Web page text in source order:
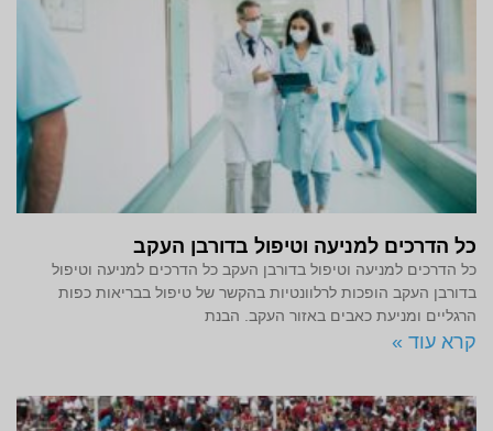
כל הדרכים למניעה וטיפול בדורבן העקב
כל הדרכים למניעה וטיפול בדורבן העקב כל הדרכים למניעה וטיפול
בדורבן העקב הופכות לרלוונטיות בהקשר של טיפול בבריאות כפות
הרגליים ומניעת כאבים באזור העקב. הבנת
קרא עוד »